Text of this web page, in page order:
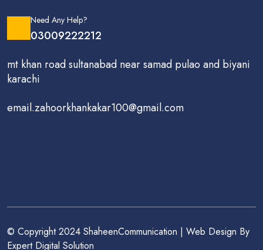
Need Any Help?
03009222212
mt khan road sultanabad near samad pulao and biyani
karachi
email.zahoorkhankakar100@gmail.com
© Copyright 2024 ShaheenCommunication | Web Design By
Expert Digital Solution